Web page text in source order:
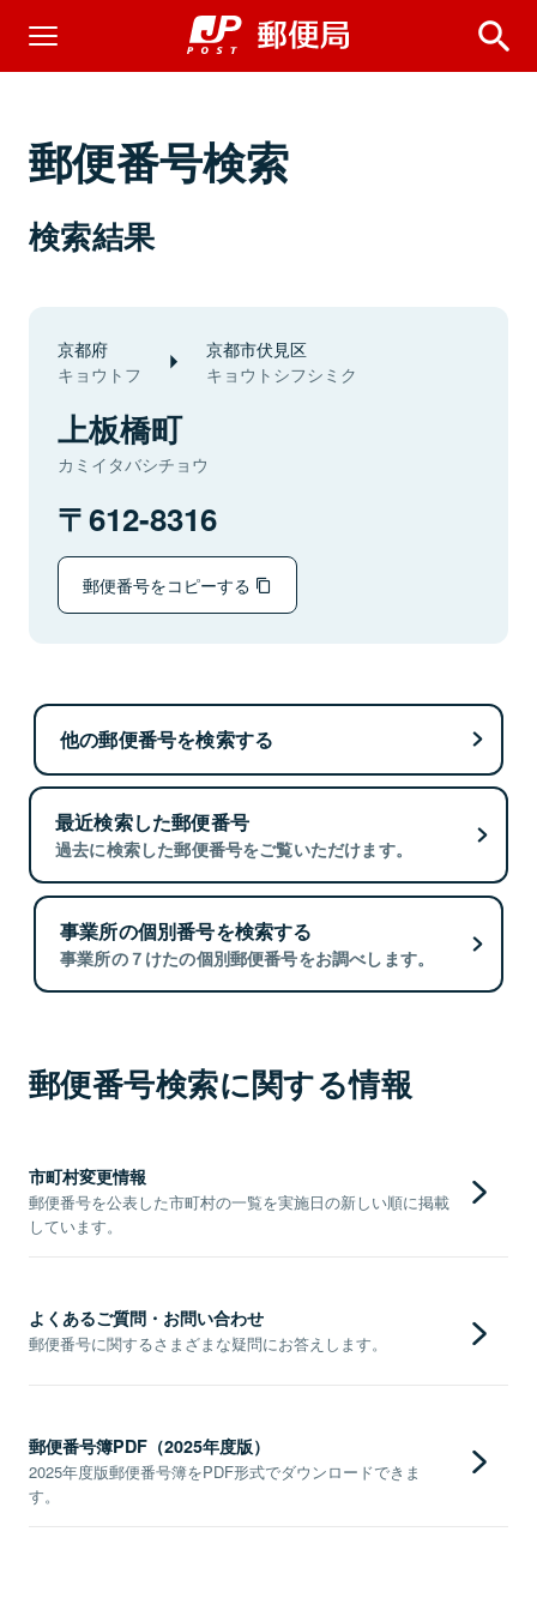
郵便番号検索
検索結果
京都府
キョウトフ
京都市伏見区
キョウトシフシミク
上板橋町
カミイタバシチョウ
612-8316
郵便番号をコピーする
他の郵便番号を検索する
最近検索した郵便番号
過去に検索した郵便番号をご覧いただけます。
事業所の個別番号を検索する
事業所の７けたの個別郵便番号をお調べします。
郵便番号検索に関する情報
市町村変更情報
郵便番号を公表した市町村の一覧を実施日の新しい順に掲載
しています。
よくあるご質問・お問い合わせ
郵便番号に関するさまざまな疑問にお答えします。
郵便番号簿PDF（2025年度版）
2025年度版郵便番号簿をPDF形式でダウンロードできま
す。